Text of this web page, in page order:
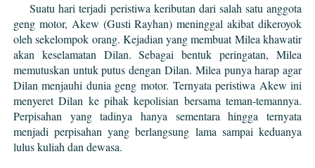
Suatu hari terjadi peristiwa keributan dari salah satu anggota
geng motor, Akew (Gusti Rayhan) meninggal akibat dikeroyok
oleh sekelompok orang. Kejadian yang membuat Milea khawatir
akan keselamatan Dilan. Sebagai bentuk peringatan, Milea
memutuskan untuk putus dengan Dilan. Milea punya harap agar
Dilan menjauhi dunia geng motor. Ternyata peristiwa Akew ini
menyeret Dilan ke pihak kepolisian bersama teman-temannya.
Perpisahan yang tadinya hanya sementara hingga ternyata
menjadi perpisahan yang berlangsung lama sampai keduanya
lulus kuliah dan dewasa.